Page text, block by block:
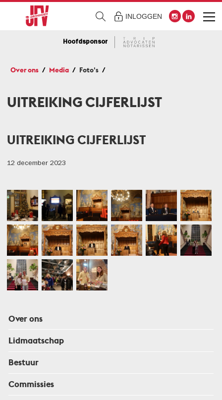
INLOGGEN
Hoofdsponsor
Over ons Media Foto's
Over ons
Lidmaatschap
Bestuur
Commissies
UITREIKING CIJFERLIJST
UITREIKING CIJFERLIJST
12 december 2023